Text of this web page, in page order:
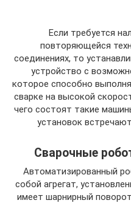
Если требуется
повторяющейся
соединениях, то
устройство с
которое способно
сварке на высокой
чего состоят такие
установок
Сварочные
Автоматизированный
собой агрегат,
имеет шарнирный